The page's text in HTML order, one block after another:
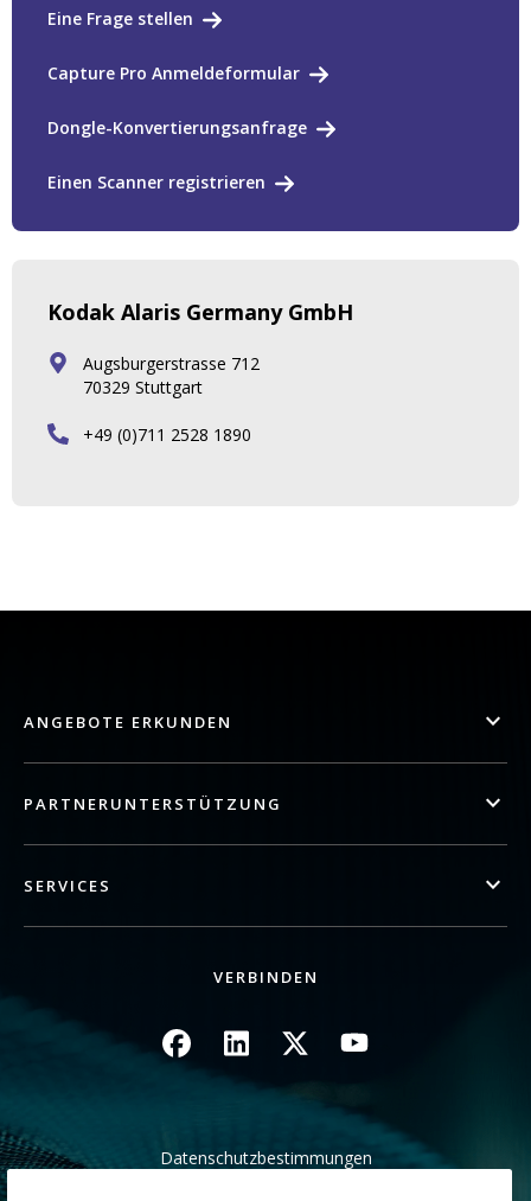
Eine Frage stellen
Capture Pro Anmeldeformular
Dongle-Konvertierungsanfrage
Einen Scanner registrieren
Kodak Alaris Germany GmbH
Augsburgerstrasse 712
70329 Stuttgart
+49 (0)711 2528 1890
ANGEBOTE ERKUNDEN
PARTNERUNTERSTÜTZUNG
SERVICES
VERBINDEN
Bild Bild Bild Bild
Datenschutzbestimmungen